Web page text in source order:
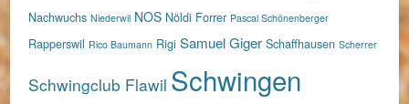
Nachwuchs Niederwil NOS Nöldi Forrer Pascal Schönenberger
Rapperswil Rico Baumann Rigi Samuel Giger Schaffhausen Scherrer
Schwingclub Flawil Schwingen